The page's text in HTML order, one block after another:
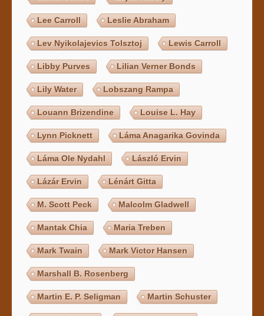
Lee Carroll Leslie Abraham
Lev Nyikolajevics Tolsztoj Lewis Carroll
Libby Purves Lilian Verner Bonds
Lily Water Lobszang Rampa
Louann Brizendine Louise L. Hay
Lynn Picknett Láma Anagarika Govinda
Láma Ole Nydahl László Ervin
Lázár Ervin Lénárt Gitta
M. Scott Peck Malcolm Gladwell
Mantak Chia Maria Treben
Mark Twain Mark Victor Hansen
Marshall B. Rosenberg
Martin E. P. Seligman Martin Schuster